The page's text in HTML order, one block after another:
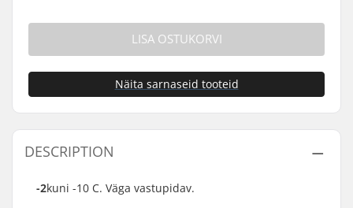
LISA OSTUKORVI
Näita sarnaseid tooteid
DESCRIPTION
-2kuni -10 C. Väga vastupidav.